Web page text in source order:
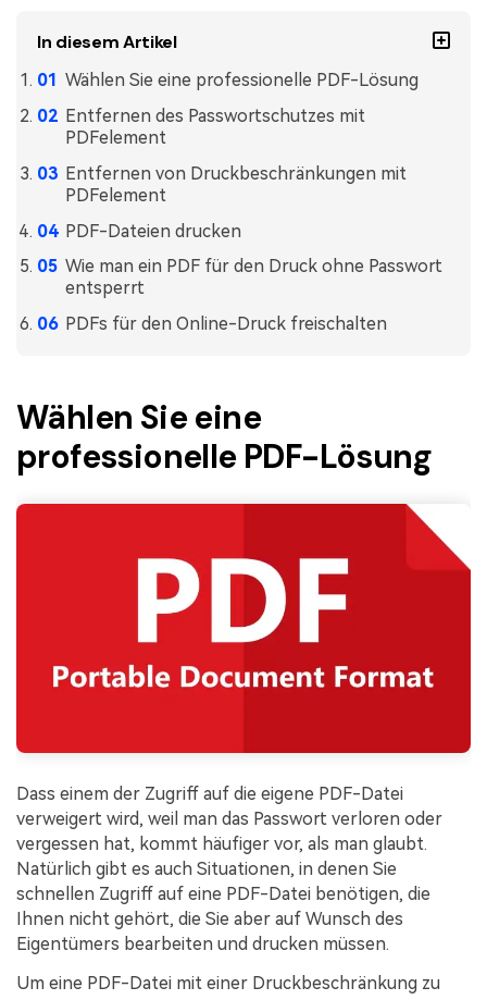
In diesem Artikel
Wählen Sie eine professionelle PDF-Lösung
Entfernen des Passwortschutzes mit
PDFelement
Entfernen von Druckbeschränkungen mit
PDFelement
PDF-Dateien drucken
Wie man ein PDF für den Druck ohne Passwort
entsperrt
PDFs für den Online-Druck freischalten
Wählen Sie eine
professionelle PDF-Lösung
Dass einem der Zugriff auf die eigene PDF-Datei
verweigert wird, weil man das Passwort verloren oder
vergessen hat, kommt häufiger vor, als man glaubt.
Natürlich gibt es auch Situationen, in denen Sie
schnellen Zugriff auf eine PDF-Datei benötigen, die
Ihnen nicht gehört, die Sie aber auf Wunsch des
Eigentümers bearbeiten und drucken müssen.
Um eine PDF-Datei mit einer Druckbeschränkung zu